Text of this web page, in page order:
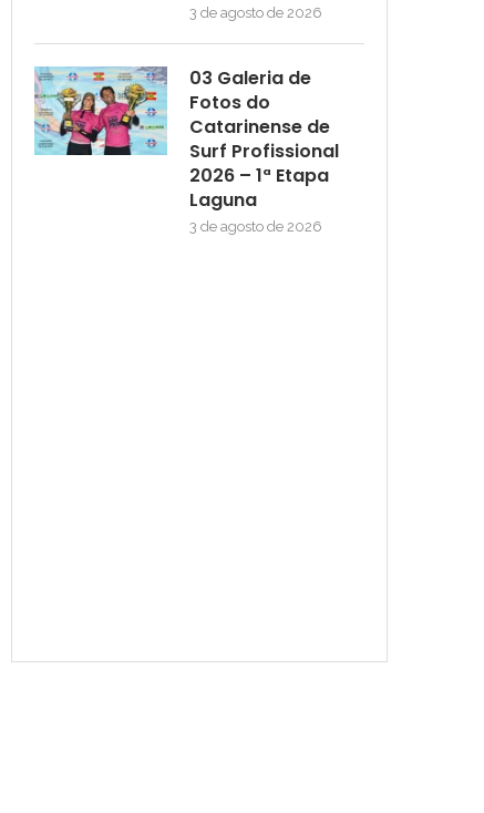
3 de agosto de 2026
03 Galeria de
Fotos do
Catarinense de
Surf Profissional
2026 – 1ª Etapa
Laguna
3 de agosto de 2026